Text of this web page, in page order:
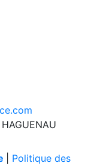
Politique des